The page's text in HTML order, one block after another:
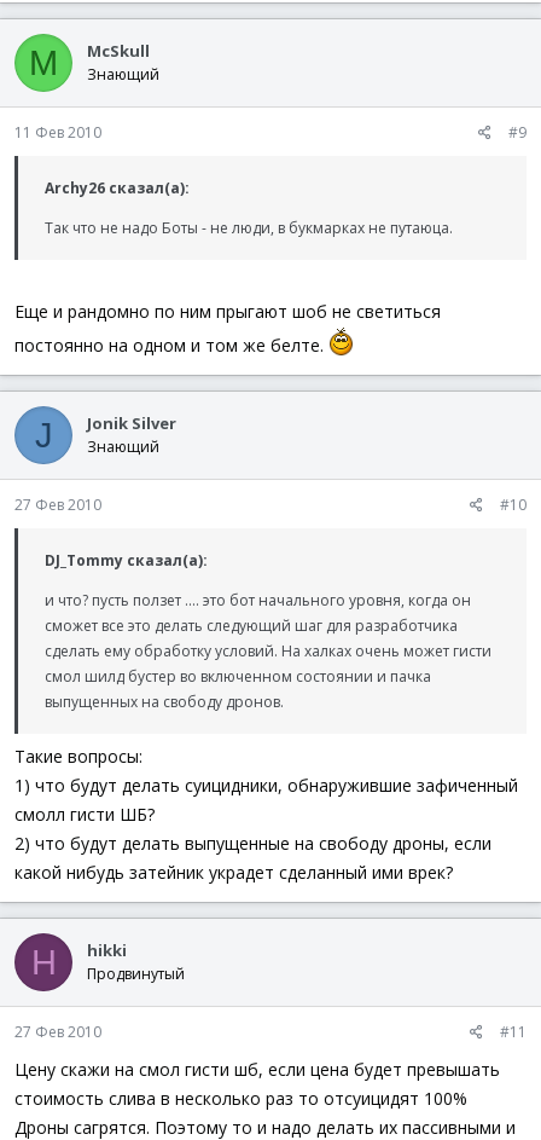
M McSkull
Знающий
11 Фев 2010 #9
Archy26 сказал(а):
Так что не надо Боты - не люди, в букмарках не путаюца.
Еще и рандомно по ним прыгают шоб не светиться
постоянно на одном и том же белте.
J Jonik Silver
Знающий
27 Фев 2010 #10
DJ_Tommy сказал(а):
и что? пусть ползет .... это бот начального уровня, когда он
сможет все это делать следующий шаг для разработчика
сделать ему обработку условий. На халках очень может гисти
смол шилд бустер во включенном состоянии и пачка
выпущенных на свободу дронов.
Такие вопросы:
1) что будут делать суицидники, обнаружившие зафиченный
смолл гисти ШБ?
2) что будут делать выпущенные на свободу дроны, если
какой нибудь затейник украдет сделанный ими врек?
H hikki
Продвинутый
27 Фев 2010 #11
Цену скажи на смол гисти шб, если цена будет превышать
стоимость слива в несколько раз то отсуицидят 100%
Дроны сагрятся. Поэтому то и надо делать их пассивными и